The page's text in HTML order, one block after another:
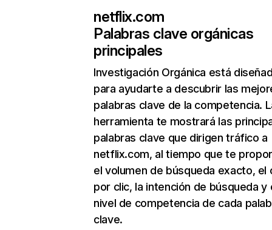
netflix.com
Palabras clave orgánicas
principales
Investigación Orgánica está
para ayudarte a descubrir las
palabras clave de la competencia.
herramienta te mostrará las
palabras clave que dirigen tráfico a
netflix.com, al tiempo que te
el volumen de búsqueda exacto, el
por clic, la intención de búsqueda y
nivel de competencia de cada
clave.